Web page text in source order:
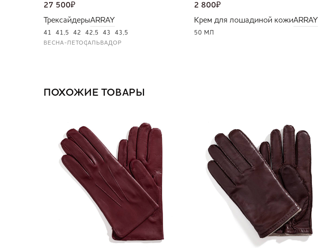
27 500₽
ТрексайдерыARRAY
41 41,5 42 42,5 43 43,5
ВЕСНА-ЛЕТОСАЛЬВАДОР
2 800₽
Крем для лошадиной кожиARRAY
50 МЛ
ПОХОЖИЕ ТОВАРЫ